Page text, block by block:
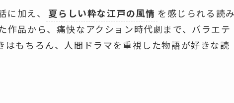
加え、 夏らしい粋な江戸の風情 を感じられる読
作品から、痛快なアクション時代劇まで、バラエテ
はもちろん、人間ドラマを重視した物語が好きな読